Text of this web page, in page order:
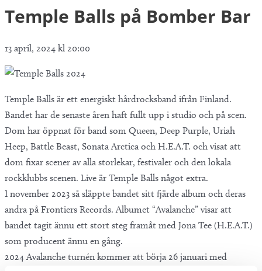
Temple Balls på Bomber Bar
13 april, 2024 kl 20:00
Temple Balls är ett energiskt hårdrocksband ifrån Finland.
Bandet har de senaste åren haft fullt upp i studio och på scen.
Dom har öppnat för band som Queen, Deep Purple, Uriah
Heep, Battle Beast, Sonata Arctica och H.E.A.T. och visat att
dom fixar scener av alla storlekar, festivaler och den lokala
rockklubbs scenen. Live är Temple Balls något extra.
I november 2023 så släppte bandet sitt fjärde album och deras
andra på Frontiers Records. Albumet “Avalanche” visar att
bandet tagit ännu ett stort steg framåt med Jona Tee (H.E.A.T.)
som producent ännu en gång.
2024 Avalanche turnén kommer att börja 26 januari med